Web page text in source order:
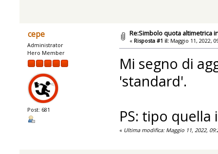
cepe
Administrator
Hero Member
Post: 681
Re:Simbolo quota altimetrica
« Risposta #1 il: Maggio 11, 2022,
Mi segno di
'standard'.
PS: tipo quella
« Ultima modifica: Maggio 11, 2022,